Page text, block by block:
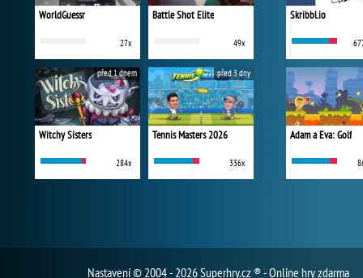
WorldGuessr
27x
Battle Shot Elite
49x
Witchy Sisters
284x
před 1 dnem
Tennis Masters 2026
336x
před 3 dny
Skribbl.io
Adam a Eva: Golf
Nastavení© 2004 - 2026 Superhry.cz ® - Online hry zdarma